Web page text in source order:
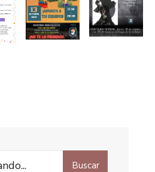
Buscar